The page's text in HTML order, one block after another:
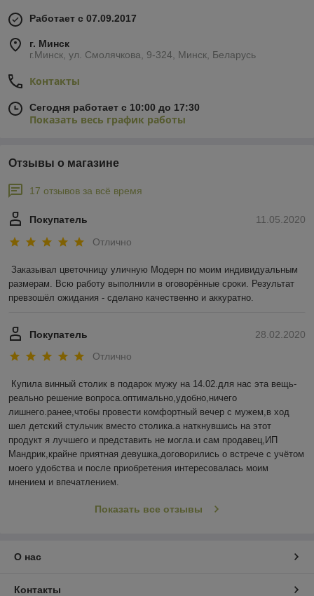
Работает с 07.09.2017
г. Минск
г.Минск, ул. Смолячкова, 9-324, Минск, Беларусь
Контакты
Сегодня работает с 10:00 до 17:30
Показать весь график работы
Отзывы о магазине
17 отзывов за всё время
11.05.2020
Покупатель
Отлично
Заказывал цветочницу уличную Модерн по моим индивидуальным
размерам. Всю работу выполнили в оговорённые сроки. Результат
превзошёл ожидания - сделано качественно и аккуратно.
28.02.2020
Покупатель
Отлично
Купила винный столик в подарок мужу на 14.02.для нас эта вещь-
реально решение вопроса.оптимально,удобно,ничего
лишнего.ранее,чтобы провести комфортный вечер с мужем,в ход
шел детский стульчик вместо столика.а наткнувшись на этот
продукт я лучшего и представить не могла.и сам продавец,ИП
Мандрик,крайне приятная девушка,договорились о встрече с учётом
моего удобства и после приобретения интересовалась моим
мнением и впечатлением.
Показать все отзывы
О нас
Контакты